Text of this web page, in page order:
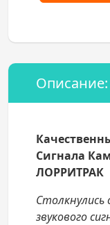
Описание:
Сигнала
ЛОРРИТРАК
Столкнулись
звукового